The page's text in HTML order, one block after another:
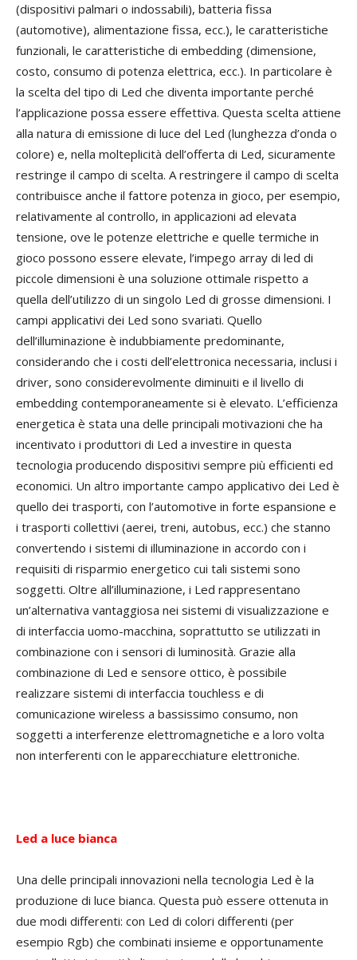
(dispositivi palmari o indossabili), batteria fissa
(automotive), alimentazione fissa, ecc.), le caratteristiche
funzionali, le caratteristiche di embedding (dimensione,
costo, consumo di potenza elettrica, ecc.). In particolare è
la scelta del tipo di Led che diventa importante perché
l’applicazione possa essere effettiva. Questa scelta attiene
alla natura di emissione di luce del Led (lunghezza d’onda o
colore) e, nella molteplicità dell’offerta di Led, sicuramente
restringe il campo di scelta. A restringere il campo di scelta
contribuisce anche il fattore potenza in gioco, per esempio,
relativamente al controllo, in applicazioni ad elevata
tensione, ove le potenze elettriche e quelle termiche in
gioco possono essere elevate, l’impego array di led di
piccole dimensioni è una soluzione ottimale rispetto a
quella dell’utilizzo di un singolo Led di grosse dimensioni. I
campi applicativi dei Led sono svariati. Quello
dell’illuminazione è indubbiamente predominante,
considerando che i costi dell’elettronica necessaria, inclusi i
driver, sono considerevolmente diminuiti e il livello di
embedding contemporaneamente si è elevato. L’efficienza
energetica è stata una delle principali motivazioni che ha
incentivato i produttori di Led a investire in questa
tecnologia producendo dispositivi sempre più efficienti ed
economici. Un altro importante campo applicativo dei Led è
quello dei trasporti, con l’automotive in forte espansione e
i trasporti collettivi (aerei, treni, autobus, ecc.) che stanno
convertendo i sistemi di illuminazione in accordo con i
requisiti di risparmio energetico cui tali sistemi sono
soggetti. Oltre all’illuminazione, i Led rappresentano
un’alternativa vantaggiosa nei sistemi di visualizzazione e
di interfaccia uomo-macchina, soprattutto se utilizzati in
combinazione con i sensori di luminosità. Grazie alla
combinazione di Led e sensore ottico, è possibile
realizzare sistemi di interfaccia touchless e di
comunicazione wireless a bassissimo consumo, non
soggetti a interferenze elettromagnetiche e a loro volta
non interferenti con le apparecchiature elettroniche.
Led a luce bianca
Una delle principali innovazioni nella tecnologia Led è la
produzione di luce bianca. Questa può essere ottenuta in
due modi differenti: con Led di colori differenti (per
esempio Rgb) che combinati insieme e opportunamente